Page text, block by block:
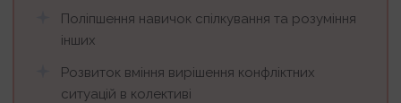
Поліпшення навичок спілкування та розуміння
інших
Розвиток вмiння вирішення конфліктних
ситуацій в колективі